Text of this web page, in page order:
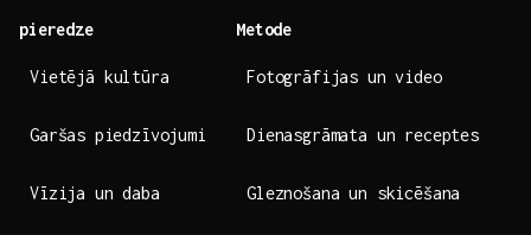
pieredze Metode
Vietējā kultūra Fotogrāfijas ⁢un video
Garšas ⁣piedzīvojumi Dienasgrāmata ‌un receptes
Vīzija un daba Gleznošana un skicēšana